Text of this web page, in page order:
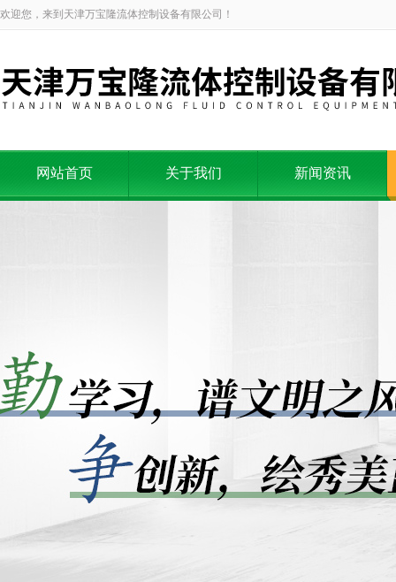
欢迎您，来到天津万宝隆流体控制设备有限公司！
网站首页 关于我们 新闻资讯